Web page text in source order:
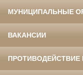
МУНИЦИПАЛЬНЫЕ
ВАКАНСИИ
ПРОТИВОДЕЙСТВИЕ